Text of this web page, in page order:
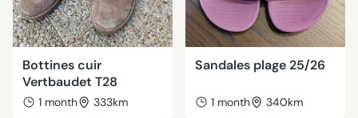
Bottines cuir
Vertbaudet T28
1 month 333km
Sandales plage 25/26
1 month 340km